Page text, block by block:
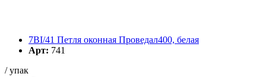
7BI/41 Петля оконная Проведал400, белая
Арт: 741
/ упак